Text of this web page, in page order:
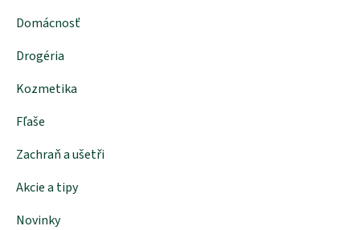
Domácnosť
Drogéria
Kozmetika
Fľaše
Zachraň a ušetři
Akcie a tipy
Novinky